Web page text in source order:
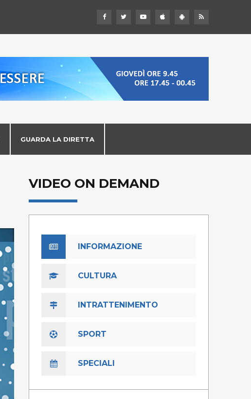
GUARDA LA DIRETTA
VIDEO ON DEMAND
INFORMAZIONE
CULTURA
INTRATTENIMENTO
SPORT
SPECIALI